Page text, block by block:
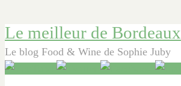
Le meilleur de Bordeaux
Le blog Food & Wine de Sophie Juby